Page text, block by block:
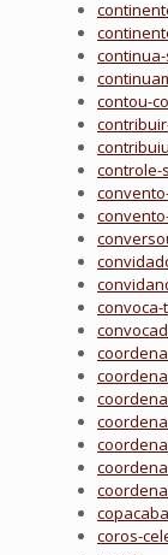
contou-
controle-
convoca-
coros-